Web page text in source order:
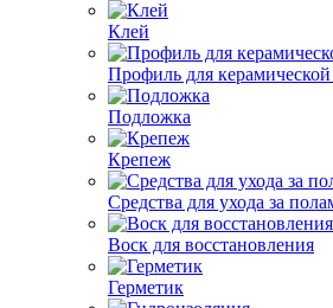
Клей
Профиль для
Подложка
Крепеж
Средства для ухода за
Воск для восстановления
Герметик